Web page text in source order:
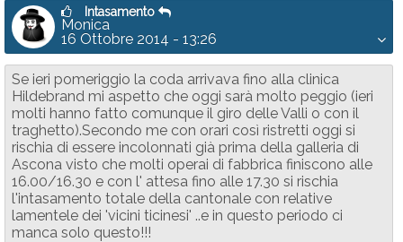
Intasamento
Monica
16 Ottobre 2014 - 13:26
Se ieri pomeriggio la coda arrivava fino alla clinica
Hildebrand mi aspetto che oggi sarà molto peggio (ieri
molti hanno fatto comunque il giro delle Valli o con il
traghetto).Secondo me con orari così ristretti oggi si
rischia di essere incolonnati già prima della galleria di
Ascona visto che molti operai di fabbrica finiscono alle
16.00/16.30 e con l' attesa fino alle 17.30 si rischia
l'intasamento totale della cantonale con relative
lamentele dei 'vicini ticinesi' ..e in questo periodo ci
manca solo questo!!!